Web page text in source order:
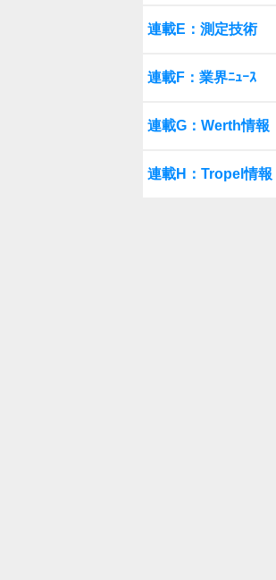
連載E：測定技術
連載F：業界ﾆｭｰｽ
連載G：Werth情報
連載H：Tropel情報